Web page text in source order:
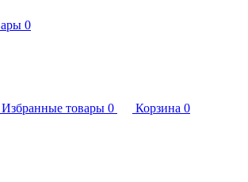
0
Избранные товары 0 Корзина 0